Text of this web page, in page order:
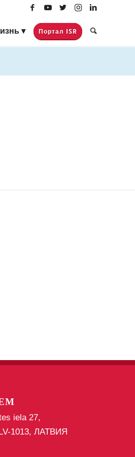
Портал ISR
iela 27,
1013, ЛАТВИЯ